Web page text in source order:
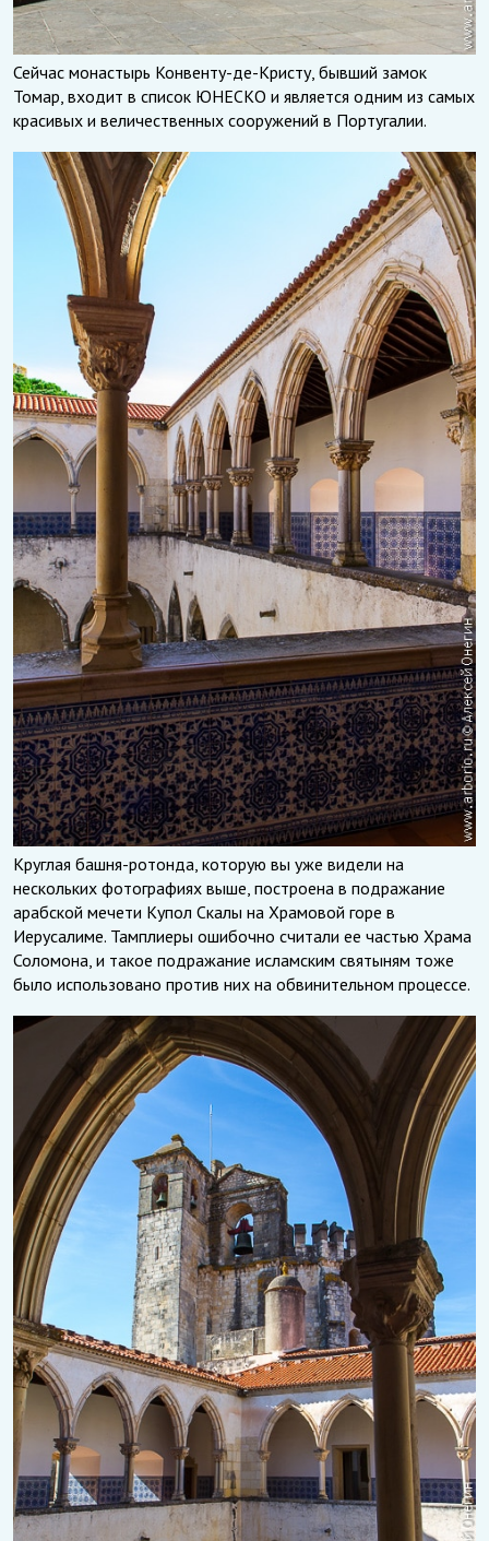
Сейчас монастырь Конвенту-де-Кристу, бывший замок
Томар, входит в список ЮНЕСКО и является одним из самых
красивых и величественных сооружений в Португалии.
Круглая башня-ротонда, которую вы уже видели на
нескольких фотографиях выше, построена в подражание
арабской мечети Купол Скалы на Храмовой горе в
Иерусалиме. Тамплиеры ошибочно считали ее частью Храма
Соломона, и такое подражание исламским святыням тоже
было использовано против них на обвинительном процессе.